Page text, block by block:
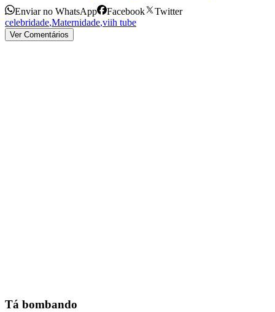
Enviar no WhatsApp Facebook
Twitter
celebridade,Maternidade,viih tube
Ver Comentários
Tá bombando